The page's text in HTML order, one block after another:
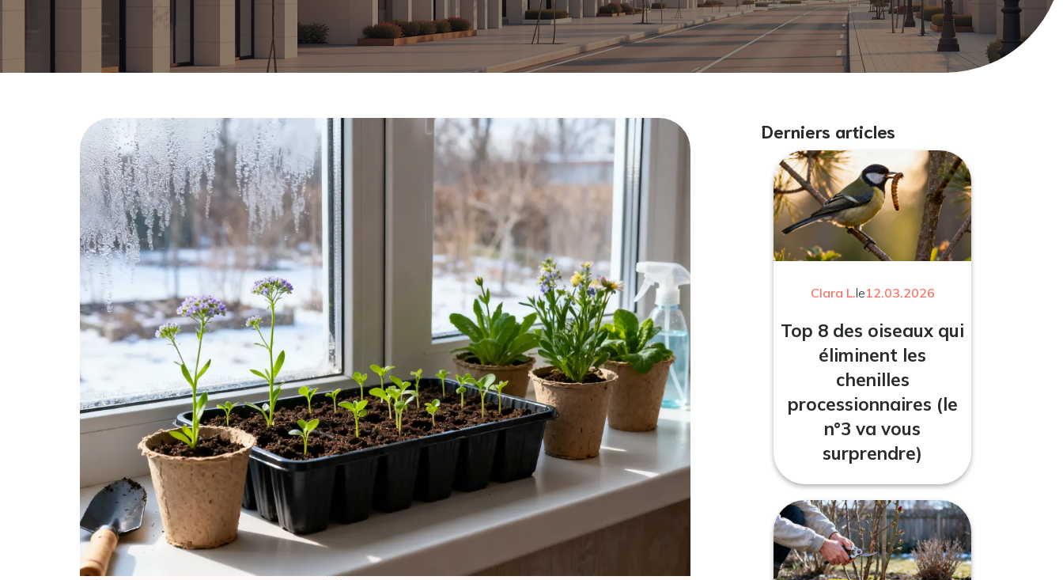
Derniers articles
Clara L.le12.03.2026
Top 8 des oiseaux qui
éliminent les
chenilles
processionnaires (le
n°3 va vous
surprendre)